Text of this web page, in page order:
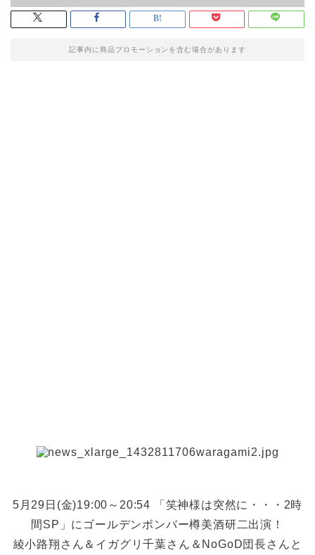
記事内に商品プロモーションを含む場合があります
5月29日(金)19:00～20:54 「笑神様は突然に・・・2時
間SP」にゴールデンボンバー樽美酒研二出演！
綾小路翔さん＆イガグリ千葉さん＆NoGoD団長さんと